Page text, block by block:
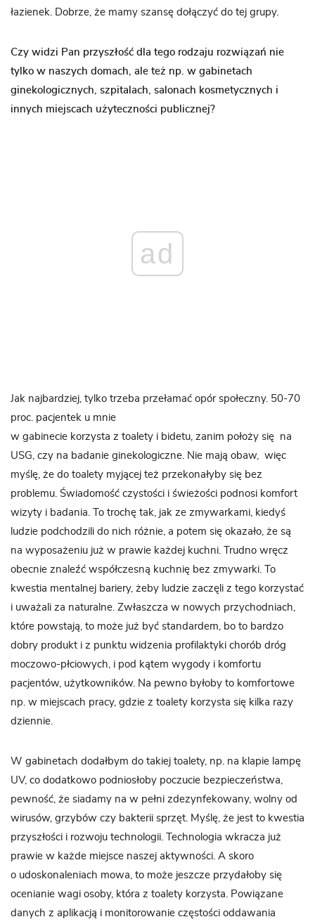
łazienek. Dobrze, że mamy szansę dołączyć do tej grupy.
Czy widzi Pan przyszłość dla tego rodzaju rozwiązań nie
tylko w naszych domach, ale też np. w gabinetach
ginekologicznych, szpitalach, salonach kosmetycznych i
innych miejscach użyteczności publicznej?
ad
Jak najbardziej, tylko trzeba przełamać opór społeczny. 50-70
proc. pacjentek u mnie
w gabinecie korzysta z toalety i bidetu, zanim położy się na
USG, czy na badanie ginekologiczne. Nie mają obaw, więc
myślę, że do toalety myjącej też przekonałyby się bez
problemu. Świadomość czystości i świeżości podnosi komfort
wizyty i badania. To trochę tak, jak ze zmywarkami, kiedyś
ludzie podchodzili do nich różnie, a potem się okazało, że są
na wyposażeniu już w prawie każdej kuchni. Trudno wręcz
obecnie znaleźć współczesną kuchnię bez zmywarki. To
kwestia mentalnej bariery, żeby ludzie zaczęli z tego korzystać
i uważali za naturalne. Zwłaszcza w nowych przychodniach,
które powstają, to może już być standardem, bo to bardzo
dobry produkt i z punktu widzenia profilaktyki chorób dróg
moczowo-płciowych, i pod kątem wygody i komfortu
pacjentów, użytkowników. Na pewno byłoby to komfortowe
np. w miejscach pracy, gdzie z toalety korzysta się kilka razy
dziennie.
W gabinetach dodałbym do takiej toalety, np. na klapie lampę
UV, co dodatkowo podniosłoby poczucie bezpieczeństwa,
pewność, że siadamy na w pełni zdezynfekowany, wolny od
wirusów, grzybów czy bakterii sprzęt. Myślę, że jest to kwestia
przyszłości i rozwoju technologii. Technologia wkracza już
prawie w każde miejsce naszej aktywności. A skoro
o udoskonaleniach mowa, to może jeszcze przydałoby się
ocenianie wagi osoby, która z toalety korzysta. Powiązane
danych z aplikacją i monitorowanie częstości oddawania